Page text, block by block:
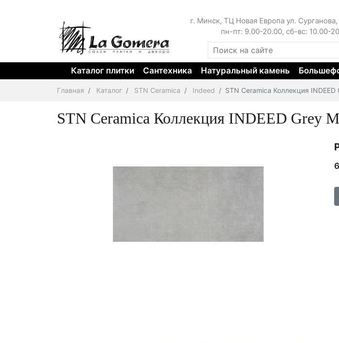
г. Минск, ТЦ Новая Европа ул.
пн-пт: 9.00-20.00, сб-вс: 10.00-
Каталог плитки Сантехника Натуральный камень
Главная Каталог STN Ceramica Indeed STN Ceramica Коллекция
STN Ceramica Коллекция INDEED Grey